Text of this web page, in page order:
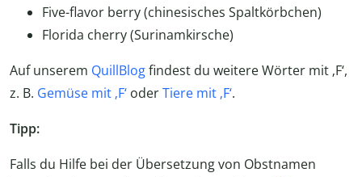
Five-flavor berry (chinesisches Spaltkörbchen)
Florida cherry (Surinamkirsche)
Auf unserem QuillBlogfindest du weitere Wörter mit ‚F‘,
z. B. Gemüse mit ‚F‘ oderTiere mit ‚F‘.
Tipp:
Falls du Hilfe bei der Übersetzung von Obstnamen